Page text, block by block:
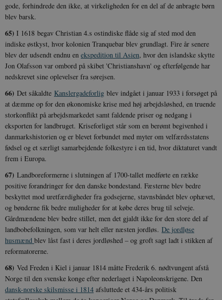
gode, forhindrede den ikke, at virkeligheden for en del af de anbragte børn
blev barsk.
65) I 1618 begav Christian 4.s ostindiske flåde sig af sted mod den
indiske østkyst, hvor kolonien Tranquebar blev grundlagt. Fire år senere
blev der udsendt endnu en ekspedition til Asien, hvor den islandske skytte
Jon Olafsson var ombord på skibet 'Christianshavn' og efterfølgende har
nedskrevet sine oplevelser fra sørejsen.
66) Det såkaldte Kanslergadeforlig blev indgået i januar 1933 i forsøget på
at dæmme op for den økonomiske krise med høj arbejdsløshed, en truende
storkonflikt på arbejdsmarkedet samt faldende priser og nedgang i
eksporten for landbruget. Kriseforliget står som en berømt begivenhed i
danmarkshistorien og er blevet forbundet med myter om velfærdsstatens
fødsel og et særligt samarbejdende folkestyre i en tid, hvor diktaturet vandt
frem i Europa.
67) Landboreformerne i slutningen af 1700-tallet medførte en række
positive forandringer for den danske bondestand. Fæsterne blev bedre
beskyttet mod uretfærdigheder fra godsejerne, stavnsbåndet blev ophævet,
og bønderne fik bedre muligheder for at købe deres brug til selveje.
Gårdmændene blev bedre stillet, men det gjaldt ikke for den store del af
landbobefolkningen, som var helt eller næsten jordløs. De jordløse
husmænd blev låst fast i deres jordløshed – og groft sagt ladt i stikken af
reformatorerne.
68) Ved Freden i Kiel i januar 1814 måtte Frederik 6. nødtvungent afstå
Norge til den svenske konge efter nederlaget i Napoleonskrigene. Den
dansk-norske skilsmisse i 1814 afsluttede et 434-års politisk
XSRF-TOKEN danmarkshistoriendk.h5p.com 1 dag
__cf_bm
Cloudflare Inc.
.vimeo.com
nmstat
Siteimprove A/S
.danmarkshistorien.dk
1 år 1
måned
Navn
Udbyder /
Domæne
Udløb Beskrivelse
.youtube.com
måneder
indstilles af
for at holde
Navn
Udbyder /
Domæne
Udløb Beskrivelse
.podbean.com
Navn
Udbyder /
Domæne
Udløb
VISITOR_PRIVACY_METADATA
YouTube
.youtube.com
6
måneder